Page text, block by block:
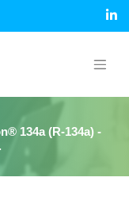
134a (R-134a) -